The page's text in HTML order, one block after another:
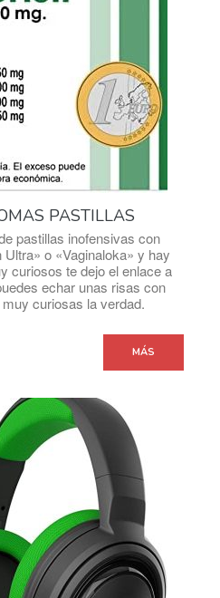
PASTILLAS
pastillas inofensivas con
o «Vaginaloka» y hay
curiosos te dejo el enlace a
echar unas risas con
curiosas la verdad.
MÁS